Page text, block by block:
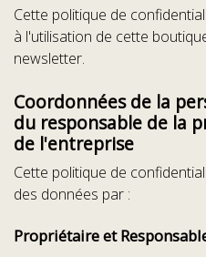
Cette politique de
à l'utilisation de cette
newsletter.
Coordonnées de la
du responsable de la
de l'entreprise
Cette politique de
des données par :
Propriétaire et